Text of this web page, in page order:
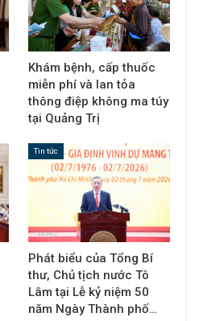
Khám bệnh, cấp thuốc
miễn phí và lan tỏa
thông điệp không ma túy
tại Quảng Trị
Tin tức
Phát biểu của Tổng Bí
thư, Chủ tịch nước Tô
Lâm tại Lễ kỷ niệm 50
năm Ngày Thành phố…